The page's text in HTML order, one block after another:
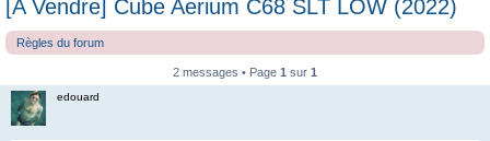
[A Vendre] Cube Aerium C68 SLT LOW (2022)
Règles du forum
2 messages • Page 1 sur 1
edouard